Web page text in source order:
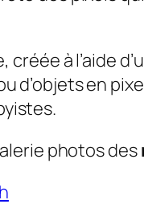
créée à l’aide
d’objets en
photos des